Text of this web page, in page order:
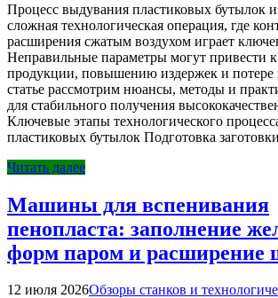
Процесс выдувания пластиковых бутылок
сложная технологическая операция, где
расширения сжатым воздухом играет
Неправильные параметры могут привести
продукции, повышению издержек и потере
статье рассмотрим нюансы, методы и
для стабильного получения
Ключевые этапы технологического
пластиковых бутылок Подготовка
Читать далее
Машины для вспенивания
пенопласта: заполнение
форм паром и расширение
12 июля 2026Обзоры станков и